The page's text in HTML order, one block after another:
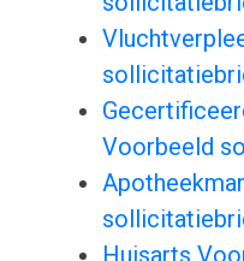
Voorbeeld
Huisarts